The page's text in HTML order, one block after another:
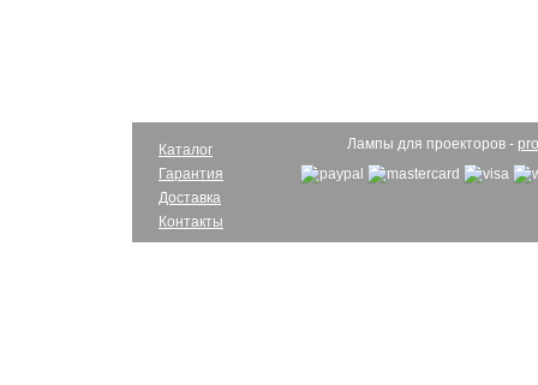
Каталог
Гарантия
Доставка
Контакты
Лампы для проекторов -